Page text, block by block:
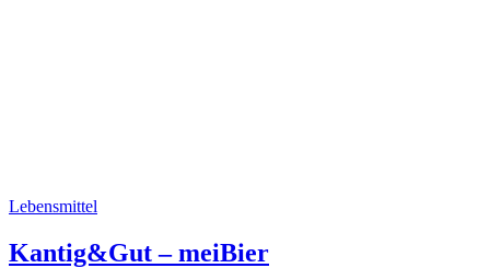
Lebensmittel
Kantig&Gut – meiBier